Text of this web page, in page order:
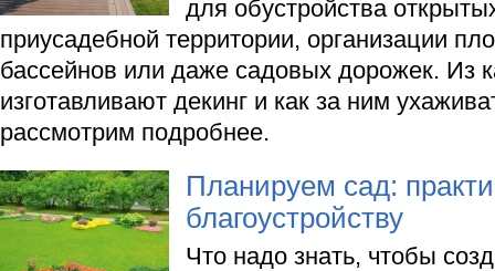
для обустройства
приусадебной территории, организации
бассейнов или даже садовых дорожек. Из
изготавливают декинг и как за ним
рассмотрим подробнее.
Планируем сад:
благоустройству
Что надо знать, чтобы